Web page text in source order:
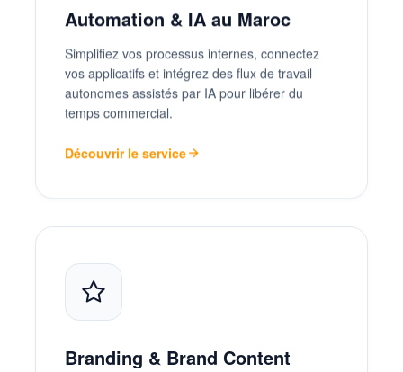
Automation & IA au Maroc
Simplifiez vos processus internes, connectez
vos applicatifs et intégrez des flux de travail
autonomes assistés par IA pour libérer du
temps commercial.
Découvrir le service
Branding & Brand Content